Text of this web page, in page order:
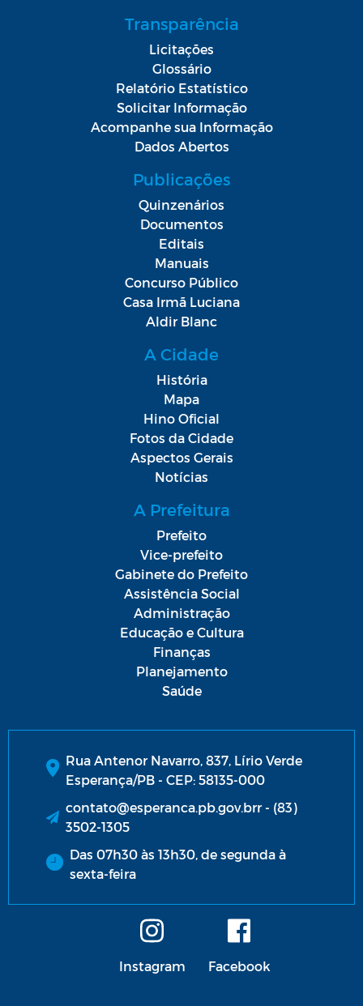
Transparência
Licitações
Glossário
Relatório Estatístico
Solicitar Informação
Acompanhe sua Informação
Dados Abertos
Publicações
Quinzenários
Documentos
Editais
Manuais
Concurso Público
Casa Irmã Luciana
Aldir Blanc
A Cidade
História
Mapa
Hino Oficial
Fotos da Cidade
Aspectos Gerais
Notícias
A Prefeitura
Prefeito
Vice-prefeito
Gabinete do Prefeito
Assistência Social
Administração
Educação e Cultura
Finanças
Planejamento
Saúde
Rua Antenor Navarro, 837, Lírio Verde
Esperança/PB - CEP: 58135-000
contato@esperanca.pb.gov.brr - (83)
3502-1305
Das 07h30 às 13h30, de segunda à
sexta-feira
Instagram Facebook